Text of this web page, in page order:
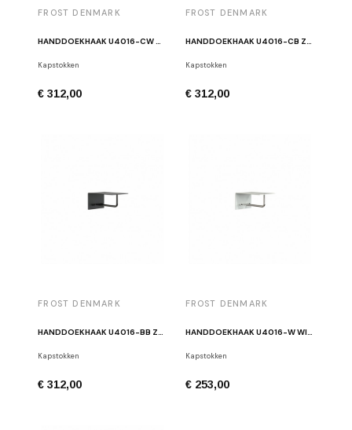
FROST DENMARK
HANDDOEKHAAK U4016-CW WIT/KOPER
Kapstokken
€ 312,00
FROST DENMARK
HANDDOEKHAAK U4016-CB ZWART/KOPER
Kapstokken
€ 312,00
FROST DENMARK
Kapstokken
€ 312,00
FROST DENMARK
Kapstokken
€ 253,00